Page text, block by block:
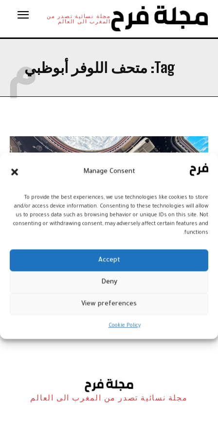
Manage Consent
To provide the best experiences, we use technologies like cookies to store
and/or access device information. Consenting to these technologies will allow
us to process data such as browsing behavior or unique IDs on this site. Not
consenting or withdrawing consent, may adversely affect certain features and
functions.
Accept
Deny
View preferences
Cookie Policy
مجلة نسائية تصدر من
المغرب الى العالم
Tag: متحف اللوفر أبوظبيم
نهيان بن مبارك يشهد فعالية “لقاء
من الفضاء”مع رائد الفضاء الإماراتي
سلطان النيادي
مجلة نسائية تصدر من المغرب الى العالم